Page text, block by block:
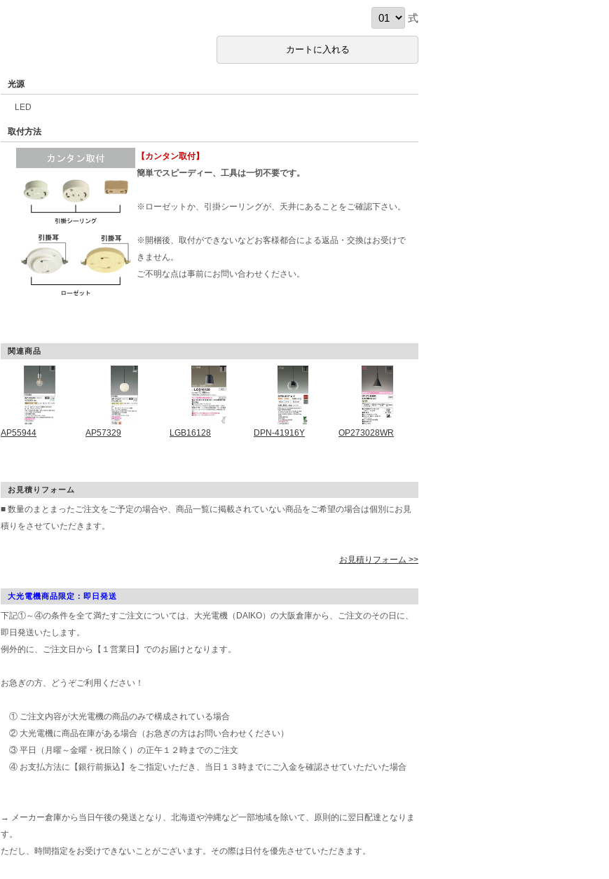
式
光源
LED
取付方法
【カンタン取付】
簡単でスピーディー、工具は一切不要です。
※ローゼットか、引掛シーリングが、天井にあることをご確認下さい。
※開梱後、取付ができないなどお客様都合による返品・交換はお受けで
きません。
ご不明な点は事前にお問い合わせください。
関連商品
AP55944 AP57329 LGB16128 DPN-41916Y OP273028WR
お見積りフォーム
■ 数量のまとまったご注文をご予定の場合や、商品一覧に掲載されていない商品をご希望の場合は個別にお見
積りをさせていただきます。
お見積りフォーム >>
大光電機商品限定：即日発送
下記①～④の条件を全て満たすご注文については、大光電機（DAIKO）の大阪倉庫から、ご注文のその日に、
即日発送いたします。
例外的に、ご注文日から【１営業日】でのお届けとなります。
お急ぎの方、どうぞご利用ください！
① ご注文内容が大光電機の商品のみで構成されている場合
② 大光電機に商品在庫がある場合（お急ぎの方はお問い合わせください）
③ 平日（月曜～金曜・祝日除く）の正午１２時までのご注文
④ お支払方法に【銀行前振込】をご指定いただき、当日１３時までにご入金を確認させていただいた場合
→ メーカー倉庫から当日午後の発送となり、北海道や沖縄など一部地域を除いて、原則的に翌日配達となりま
す。
ただし、時間指定をお受けできないことがございます。その際は日付を優先させていただきます。